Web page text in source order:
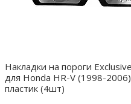
Накладки на пороги
для Honda HR-V (1998-2006)
пластик (4шт)